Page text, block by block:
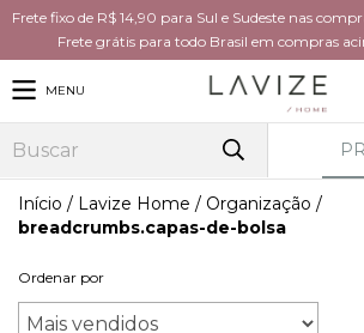
Frete fixo de R$ 14,90 para Sul e Sudeste nas
Frete grátis para todo Brasil em compras
MENU
Início / Lavize Home / Organização /
breadcrumbs.capas-de-bolsa
Ordenar por